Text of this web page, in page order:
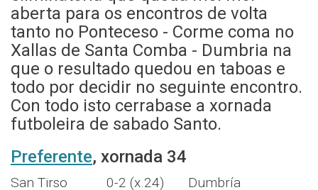
aberta para os encontros de volta
tanto no Ponteceso - Corme coma no
Xallas de Santa Comba - Dumbria na
que o resultado quedou en taboas e
todo por decidir no seguinte encontro.
Con todo isto cerrabase a xornada
futboleira de sabado Santo.
Preferente, xornada 34
San Tirso 0-2 (x.24)
Dumbría